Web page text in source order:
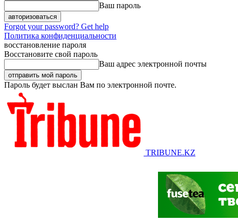
Ваш пароль
Forgot your password? Get help
Политика конфиденциальности
восстановление пароля
Восстановите свой пароль
Ваш адрес электронной почты
Пароль будет выслан Вам по электронной почте.
TRIBUNE.KZ